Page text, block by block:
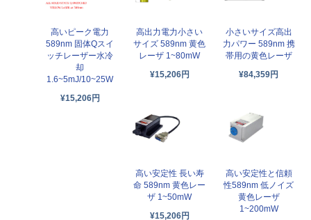
高いピーク電力
589nm 固体Qスイ
ッチレーザー水冷
却
1.6~5mJ/10~25W
¥15,206円
高出力電力小さい
サイズ 589nm 黄色
レーザ 1~80mW
¥15,206円
小さいサイズ高出
力パワー 589nm 携
帯用の黄色レーザ
¥84,359円
高い安定性 長い寿
命 589nm 黄色レー
ザ 1~50mW
¥15,206円
高い安定性と信頼
性589nm 低ノイズ
黄色レーザ
1~200mW